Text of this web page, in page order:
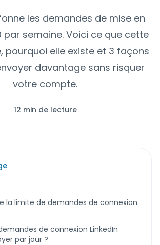
les demandes de mise en
par semaine. Voici ce que cette
pourquoi elle existe et 3 façons
davantage sans risquer
votre compte.
12 min de lecture
la limite de demandes de connexion
de connexion LinkedIn
par jour ?